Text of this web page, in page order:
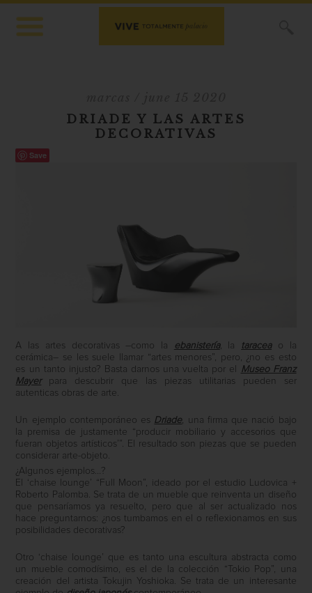
DRIADE Y LAS ARTES
DECORATIVAS
Save
A las artes decorativas –como la ebanistería, la taraceao la
cerámica– se les suele llamar “artes menores”, pero, ¿no es esto
es un tanto injusto? Basta darnos una vuelta por el
Museo Franz
Mayerpara descubrir que las piezas utilitarias pueden ser
autenticas obras de arte.
Un ejemplo contemporáneo es Driade, una firma que nació bajo
la premisa de justamente “producir mobiliario y accesorios que
fueran objetos artísticos’”. El resultado son piezas que se pueden
considerar arte-objeto.
¿Algunos ejemplos…?
El ‘chaise lounge’ “Full Moon”, ideado por el estudio Ludovica +
Roberto Palomba. Se trata de un mueble que reinventa un diseño
que pensaríamos ya resuelto, pero que al ser actualizado nos
hace preguntarnos: ¿nos tumbamos en el o reflexionamos en sus
posibilidades decorativas?
Otro ‘chaise lounge’ que es tanto una escultura abstracta como
un mueble comodísimo, es el de la colección “Tokio Pop”, una
creación del artista Tokujin Yoshioka. Se trata de un interesante